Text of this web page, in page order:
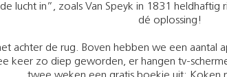
lucht in”, zoals Van Speyk in 1831
dé oplossing!
achter de rug. Boven hebben we een
keer zo diep geworden, er hangen tv-